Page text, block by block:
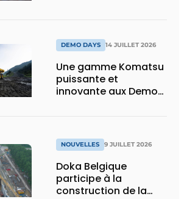
DEMO DAYS 14 JUILLET 2026
Une gamme Komatsu
puissante et
innovante aux Demo
NOUVELLES 9 JUILLET 2026
Doka Belgique
participe à la
construction de la